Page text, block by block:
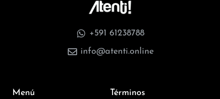
+591 61238788
info@atenti.online
Menú Términos